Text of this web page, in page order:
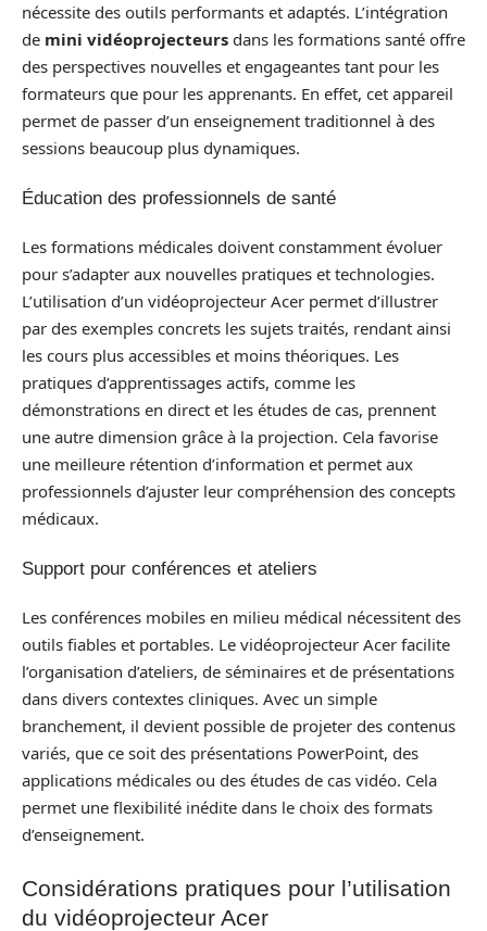
nécessite des outils performants et adaptés. L’intégration
de mini vidéoprojecteurs dans les formations santé offre
des perspectives nouvelles et engageantes tant pour les
formateurs que pour les apprenants. En effet, cet appareil
permet de passer d’un enseignement traditionnel à des
sessions beaucoup plus dynamiques.
Éducation des professionnels de santé
Les formations médicales doivent constamment évoluer
pour s’adapter aux nouvelles pratiques et technologies.
L’utilisation d’un vidéoprojecteur Acer permet d’illustrer
par des exemples concrets les sujets traités, rendant ainsi
les cours plus accessibles et moins théoriques. Les
pratiques d’apprentissages actifs, comme les
démonstrations en direct et les études de cas, prennent
une autre dimension grâce à la projection. Cela favorise
une meilleure rétention d’information et permet aux
professionnels d’ajuster leur compréhension des concepts
médicaux.
Support pour conférences et ateliers
Les conférences mobiles en milieu médical nécessitent des
outils fiables et portables. Le vidéoprojecteur Acer facilite
l’organisation d’ateliers, de séminaires et de présentations
dans divers contextes cliniques. Avec un simple
branchement, il devient possible de projeter des contenus
variés, que ce soit des présentations PowerPoint, des
applications médicales ou des études de cas vidéo. Cela
permet une flexibilité inédite dans le choix des formats
d’enseignement.
Considérations pratiques pour l’utilisation
du vidéoprojecteur Acer